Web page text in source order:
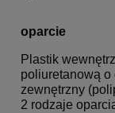
oparcie
Plastik
poliuretanową o
zewnętrzny
2 rodzaje